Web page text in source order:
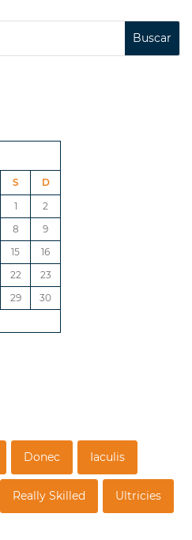
S
D
1
2
8
9
15
16
22
23
29
30
Donec Iaculis
Really Skilled Ultricies